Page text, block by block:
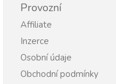
Provozní
Affiliate
Inzerce
Osobní údaje
Obchodní podmínky